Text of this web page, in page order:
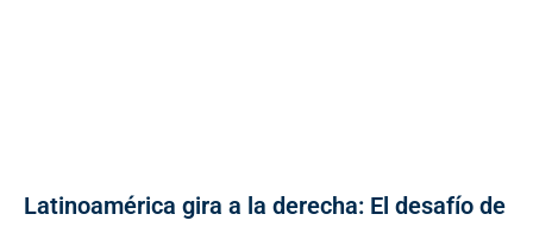
Latinoamérica gira a la derecha: El desafío de